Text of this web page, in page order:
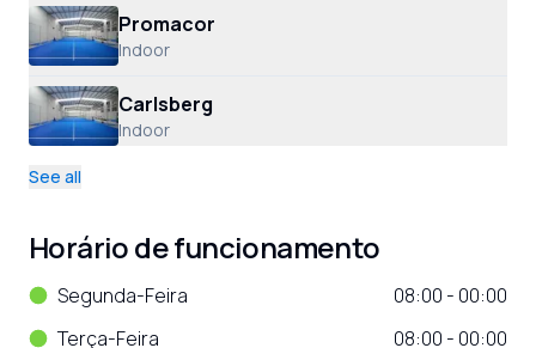
Promacor
Indoor
Carlsberg
Indoor
See all
Horário de funcionamento
Segunda-Feira
08:00 - 00:00
Terça-Feira
08:00 - 00:00